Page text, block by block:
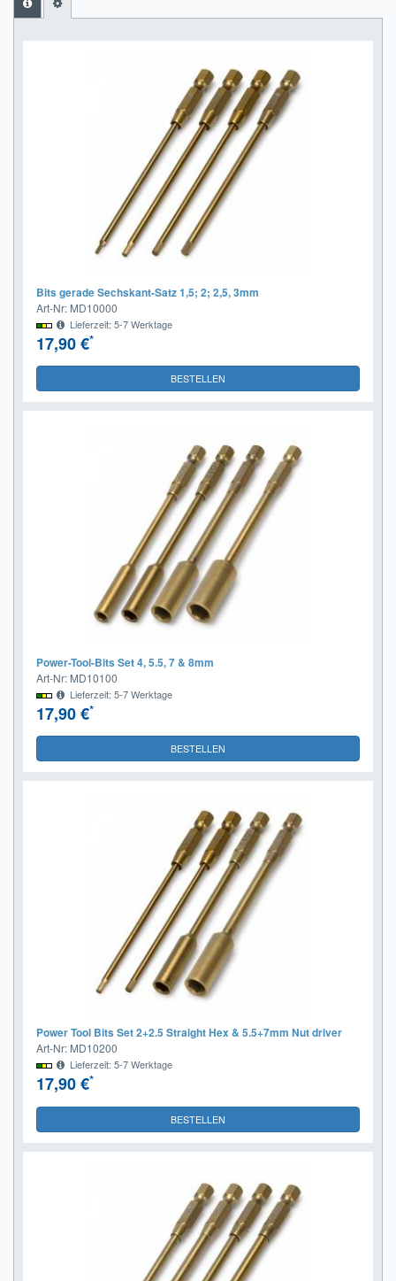
Unsere Philosophie
KONTAKT
MEIN KONTO
WARENKORB
Bits gerade Sechskant-Satz 1,5; 2; 2,5, 3mm
Art-Nr: MD10000
Lieferzeit: 5-7 Werktage
17,90 €*
BESTELLEN
Power-Tool-Bits Set 4, 5.5, 7 & 8mm
Art-Nr: MD10100
Lieferzeit: 5-7 Werktage
17,90 €*
BESTELLEN
Power Tool Bits Set 2+2.5 Straight Hex & 5.5+7mm Nut driver
Art-Nr: MD10200
Lieferzeit: 5-7 Werktage
17,90 €*
BESTELLEN